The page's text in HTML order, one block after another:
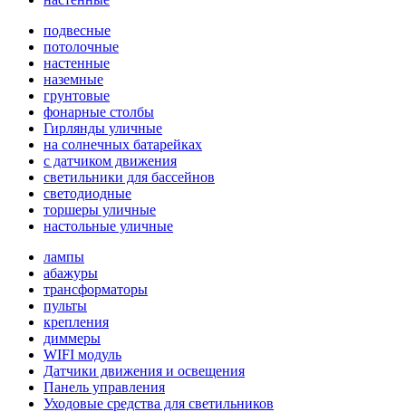
подвесные
потолочные
настенные
наземные
грунтовые
фонарные столбы
Гирлянды уличные
на солнечных батарейках
с датчиком движения
светильники для бассейнов
светодиодные
торшеры уличные
настольные уличные
лампы
абажуры
трансформаторы
пульты
крепления
диммеры
WIFI модуль
Датчики движения и освещения
Панель управления
Уходовые средства для светильников